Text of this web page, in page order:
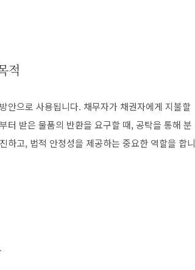
적
안으로 사용됩니다. 채무자가 채권자에게 지불할
터 받은 물품의 반환을 요구할 때, 공탁을 통해 분
하고, 법적 안정성을 제공하는 중요한 역할을 합니